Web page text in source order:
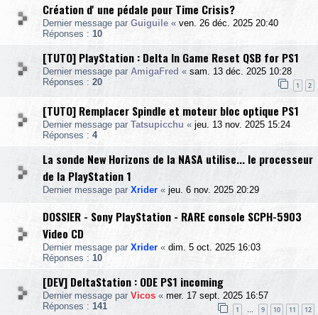
Création d' une pédale pour Time Crisis?
Dernier message par Guiguile « ven. 26 déc. 2025 20:40
Réponses : 10
[TUTO] PlayStation : Delta In Game Reset QSB for PS1
Dernier message par AmigaFred « sam. 13 déc. 2025 10:28
Réponses : 20 1 2
[TUTO] Remplacer Spindle et moteur bloc optique PS1
Dernier message par Tatsupicchu « jeu. 13 nov. 2025 15:24
Réponses : 4
La sonde New Horizons de la NASA utilise... le processeur
de la PlayStation 1
Dernier message par Xrider « jeu. 6 nov. 2025 20:29
DOSSIER - Sony PlayStation - RARE console SCPH-5903
Video CD
Dernier message par Xrider « dim. 5 oct. 2025 16:03
Réponses : 10
[DEV] DeltaStation : ODE PS1 incoming
Dernier message par Vicos « mer. 17 sept. 2025 16:57
Réponses : 141 1 … 9 10 11 12